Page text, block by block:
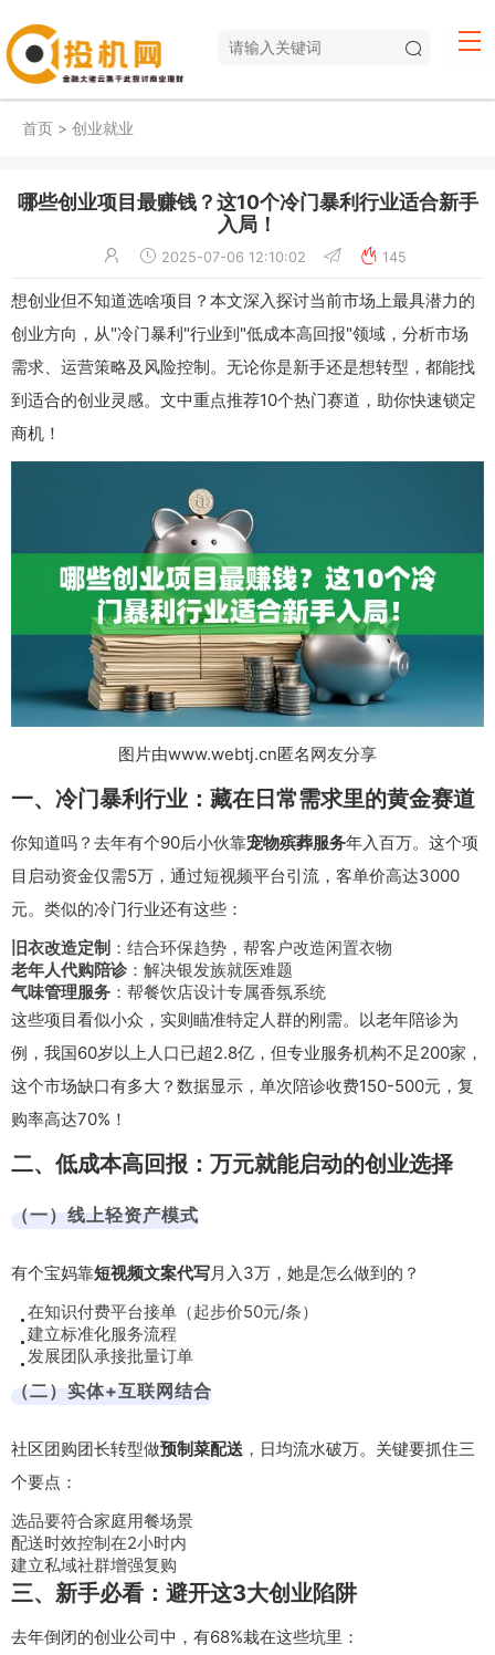
首页 > 创业就业
哪些创业项目最赚钱？这10个冷门暴利行业适合新手
入局！
2025-07-06 12:10:02 145
想创业但不知道选啥项目？本文深入探讨当前市场上最具潜力的
创业方向，从"冷门暴利"行业到"低成本高回报"领域，分析市场
需求、运营策略及风险控制。无论你是新手还是想转型，都能找
到适合的创业灵感。文中重点推荐10个热门赛道，助你快速锁定
商机！
图片由www.webtj.cn匿名网友分享
一、冷门暴利行业：藏在日常需求里的黄金赛道
你知道吗？去年有个90后小伙靠宠物殡葬服务年入百万。这个项
目启动资金仅需5万，通过短视频平台引流，客单价高达3000
元。类似的冷门行业还有这些：
旧衣改造定制 ：结合环保趋势，帮客户改造闲置衣物
老年人代购陪诊：解决银发族就医难题
气味管理服务 ：帮餐饮店设计专属香氛系统
这些项目看似小众，实则瞄准特定人群的刚需。以老年陪诊为
例，我国60岁以上人口已超2.8亿，但专业服务机构不足200家，
这个市场缺口有多大？数据显示，单次陪诊收费150-500元，复
购率高达70%！
二、低成本高回报：万元就能启动的创业选择
（一）线上轻资产模式
有个宝妈靠短视频文案代写月入3万，她是怎么做到的？
在知识付费平台接单（起步价50元/条）
建立标准化服务流程
发展团队承接批量订单
（二）实体+互联网结合
社区团购团长转型做预制菜配送 ，日均流水破万。关键要抓住三
个要点：
选品要符合家庭用餐场景
配送时效控制在2小时内
建立私域社群增强复购
三、新手必看：避开这3大创业陷阱
去年倒闭的创业公司中，有68%栽在这些坑里：